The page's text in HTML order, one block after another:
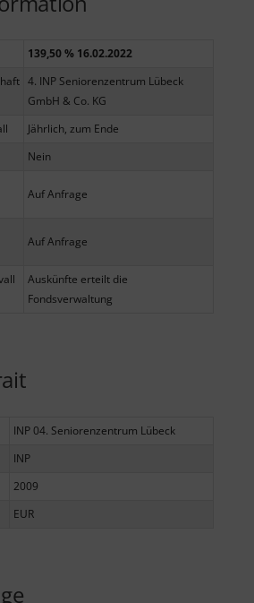
139,50 % 16.02.2022
4. INP Seniorenzentrum Lübeck
GmbH & Co. KG
Jährlich, zum Ende
Nein
Auf Anfrage
Auf Anfrage
Auskünfte erteilt die
Fondsverwaltung
INP 04. Seniorenzentrum Lübeck
INP
2009
EUR